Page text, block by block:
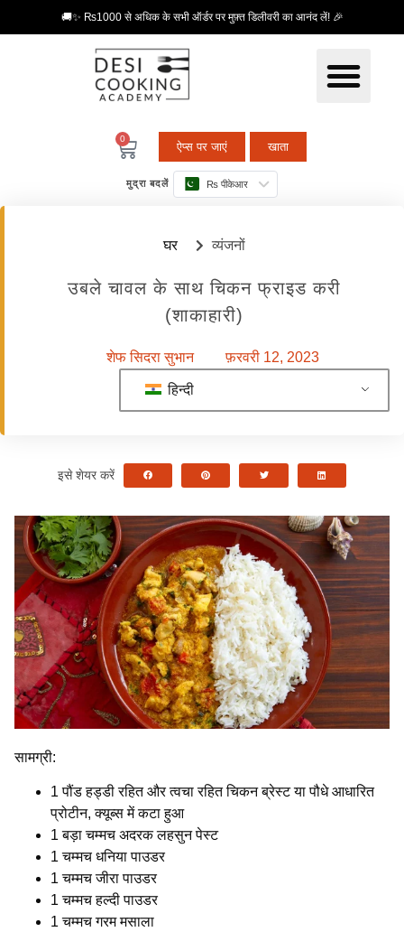
🚚✨ ₨1000 से अधिक के सभी ऑर्डर पर मुफ़्त डिलीवरी का आनंद लें! 🎉
0
ऐप्स पर जाएं खाता
मुद्रा बदलें ₨ पीकेआर
घर व्यंजनों
उबले चावल के साथ चिकन फ्राइड करी
(शाकाहारी)
शेफ सिदरा सुभान फ़रवरी 12, 2023
हिन्दी
इसे शेयर करें
सामग्री:
1 पौंड हड्डी रहित और त्वचा रहित चिकन ब्रेस्ट या पौधे आधारित
प्रोटीन, क्यूब्स में कटा हुआ
1 बड़ा चम्मच अदरक लहसुन पेस्ट
1 चम्मच धनिया पाउडर
1 चम्मच जीरा पाउडर
1 चम्मच हल्दी पाउडर
1 चम्मच गरम मसाला